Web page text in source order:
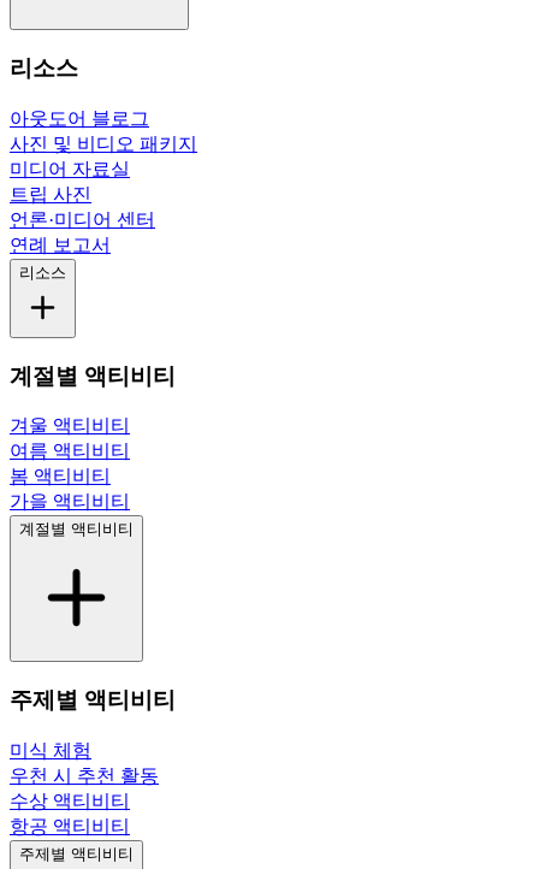
리소스
아웃도어 블로그
사진 및 비디오 패키지
미디어 자료실
트립 사진
언론·미디어 센터
연례 보고서
리소스
계절별 액티비티
겨울 액티비티
여름 액티비티
봄 액티비티
가을 액티비티
계절별 액티비티
주제별 액티비티
미식 체험
우천 시 추천 활동
수상 액티비티
항공 액티비티
주제별 액티비티